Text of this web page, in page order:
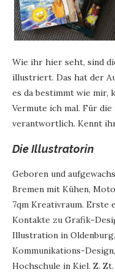
Wie ihr hier seht, sind
illustriert. Das hat der
es da bestimmt wie mir,
Vermute ich mal. Für
verantwortlich. Kennt
Die Illustratorin
Geboren und
Bremen mit Kühen,
7qm Kreativraum. Erste
Kontakte zu Grafik-
Illustration in
Kommunikations-
Hochschule in Kiel. Z.